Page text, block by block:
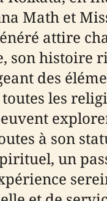
Math et
attire
son histoire
des
les
à son
un